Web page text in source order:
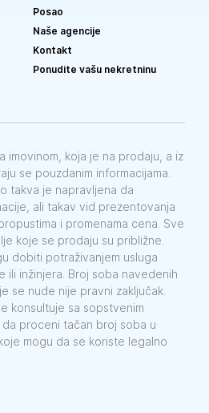
Posao
Naše agencije
Kontakt
Ponudite vašu nekretninu
imovinom, koja je na prodaju, a iz
se pouzdanim informacijama.
takva je napravljena da
ali takav vid prezentovanja
i promenama cena. Sve
koje se prodaju su približne.
dobiti potraživanjem usluga
ili inžinjera. Broj soba navedenih
se nude nije pravni zaključak.
konsultuje sa sopstvenim
proceni tačan broj soba u
mogu da se koriste legalno